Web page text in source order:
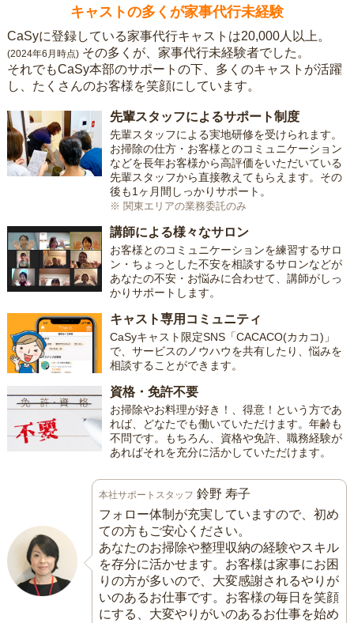
キャストの多くが家事代行未経験
CaSyに登録している家事代行キャストは20,000人以上。
(2024年6月時点) その多くが、家事代行未経験者でした。
それでもCaSy本部のサポートの下、多くのキャストが活躍
し、たくさんのお客様を笑顔にしています。
先輩スタッフによるサポート制度
先輩スタッフによる実地研修を受けられます。
お掃除の仕方・お客様とのコミュニケーション
などを長年お客様から高評価をいただいている
先輩スタッフから直接教えてもらえます。その
後も1ヶ月間しっかりサポート。
※ 関東エリアの業務委託のみ
講師による様々なサロン
お客様とのコミュニケーションを練習するサロ
ン・ちょっとした不安を相談するサロンなどが
あなたの不安・お悩みに合わせて、講師がしっ
かりサポートします。
キャスト専用コミュニティ
CaSyキャスト限定SNS「CACACO(カカコ)」
で、サービスのノウハウを共有したり、悩みを
相談することができます。
資格・免許不要
お掃除やお料理が好き！、得意！という方であ
れば、どなたでも働いていただけます。年齢も
不問です。もちろん、資格や免許、職務経験が
あればそれを充分に活かしていただけます。
本社サポートスタッフ 鈴野 寿子
フォロー体制が充実していますので、初め
ての方もご安心ください。
あなたのお掃除や整理収納の経験やスキル
を存分に活かせます。お客様は家事にお困
りの方が多いので、大変感謝されるやりが
いのあるお仕事です。お客様の毎日を笑顔
にする、大変やりがいのあるお仕事を始め